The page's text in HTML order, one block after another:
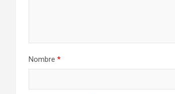
Nombre *